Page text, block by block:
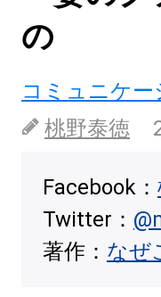
の
コミュニケー
桃野泰徳
Facebook：
Twitter：
著作： なぜ